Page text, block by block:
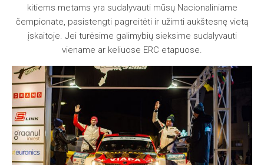
kitiems metams yra sudalyvauti mūsų Nacionaliniame
čempionate, pasistengti pagreitėti ir užimti aukštesnę vietą
įskaitoje. Jei turėsime galimybių sieksime sudalyvauti
viename ar keliuose ERC etapuose.